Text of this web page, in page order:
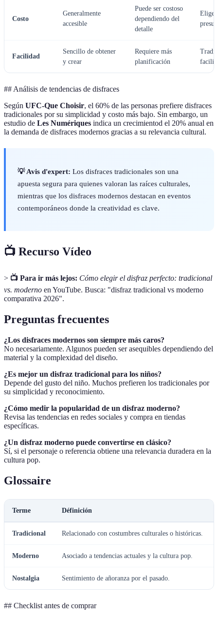
Costo
Generalmente
accesible
Puede ser costoso
dependiendo del
detalle
Elige
Facilidad
Sencillo de obtener
y crear
Requiere más
planificación
## Análisis de tendencias de disfraces
Según UFC-Que Choisir, el 60% de las personas prefiere disfraces
tradicionales por su simplicidad y costo más bajo. Sin embargo, un
estudio de Les Numériques indica un crecimientod el 20% anual en
la demanda de disfraces modernos gracias a su relevancia cultural.
💡 Avis d'expert: Los disfraces tradicionales son una
apuesta segura para quienes valoran las raíces culturales,
mientras que los disfraces modernos destacan en eventos
contemporáneos donde la creatividad es clave.
📺 Recurso Vídeo
> 📺 Para ir más lejos: Cómo elegir el disfraz perfecto: tradicional
vs. moderno en YouTube. Busca: "disfraz tradicional vs moderno
comparativa 2026".
Preguntas frecuentes
¿Los disfraces modernos son siempre más caros?
No necesariamente. Algunos pueden ser asequibles dependiendo del
material y la complexidad del diseño.
¿Es mejor un disfraz tradicional para los niños?
Depende del gusto del niño. Muchos prefieren los tradicionales por
su simplicidad y reconocimiento.
¿Cómo medir la popularidad de un disfraz moderno?
Revisa las tendencias en redes sociales y compra en tiendas
específicas.
¿Un disfraz moderno puede convertirse en clásico?
Sí, si el personaje o referencia obtiene una relevancia duradera en la
cultura pop.
Glossaire
Terme Définición
Tradicional Relacionado con costumbres culturales o históricas.
Moderno Asociado a tendencias actuales y la cultura pop.
Nostalgia Sentimiento de añoranza por el pasado.
## Checklist antes de comprar